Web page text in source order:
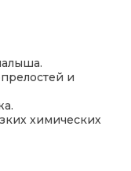
и
химических